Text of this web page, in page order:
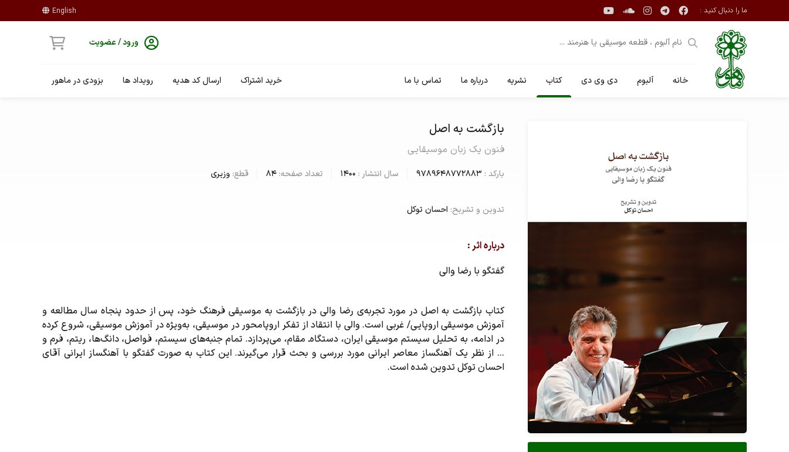
ما را دنبال کنید : English
ورود / عضویت
خانه آلبوم دی وی دی کتاب نشریه درباره ما تماس با ما خرید اشتراک ارسال کد هدیه رویداد ها بزودی در ماهور
بازگشت به اصل
فنون یک زبان موسیقایی
بارکد :9789648772883 سال انتشار : 1400 تعداد صفحه:84 قطع: وزیری
تدوین و تشریح: احسان توکل
درباره اثر :
گفتگو با رضا والی
کتاب بازگشت به اصل در مورد تجربه‌ی رضا والی در بازگشت به موسیقی فرهنگ خود، پس از حدود پنجاه سال مطالعه و
آموزش موسیقی اروپایی/ غربی است. والی با انتقاد از تفکر اروپامحور در موسیقی، به‌ویژه در آموزش موسیقی، شروع کرده
در ادامه، به تحلیل سیستم موسیقی ایران، دستگاه‌ـ مقام، می‌پردازد. تمام جنبه‌های سیستم، فواصل، دانگ‌ها، ریتم، فرم و
... از نظر یک آهنگساز معاصر ایرانی مورد بررسی و بحث قرار می‌گیرند. این کتاب به صورت گفتگو با آهنگساز ایرانی آقای
احسان توکل تدوین شده است.